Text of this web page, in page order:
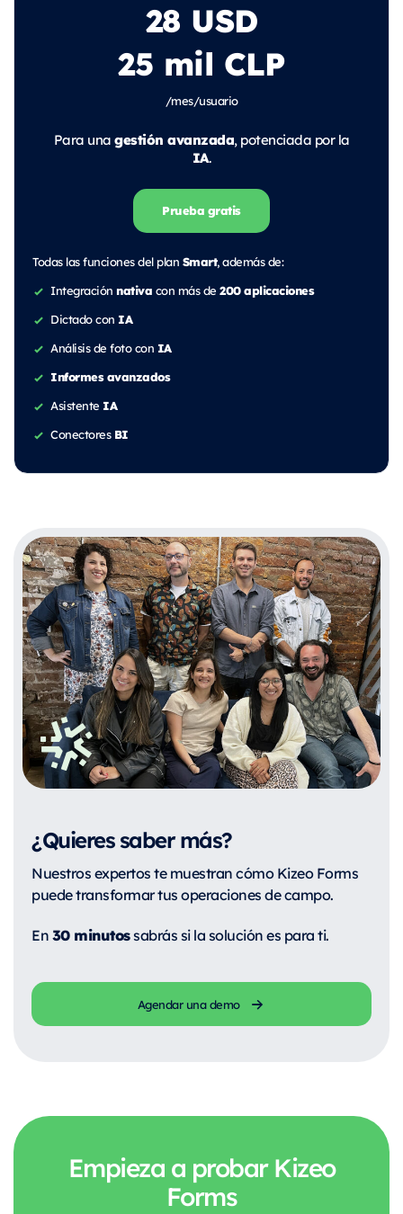
28 USD
25 mil CLP
/mes/usuario
Para una gestión avanzada, potenciada por la
IA.
Prueba gratis
Todas las funciones del plan Smart, además de:
Integración nativa con más de 200 aplicaciones
Dictado con IA
Análisis de foto con IA
Informes avanzados
Asistente IA
Conectores BI
¿Quieres saber más?
Nuestros expertos te muestran cómo Kizeo Forms
puede transformar tus operaciones de campo.
En30 minutossabrás si la solución es para ti.
Agendar una demo
Empieza a probar Kizeo
Forms